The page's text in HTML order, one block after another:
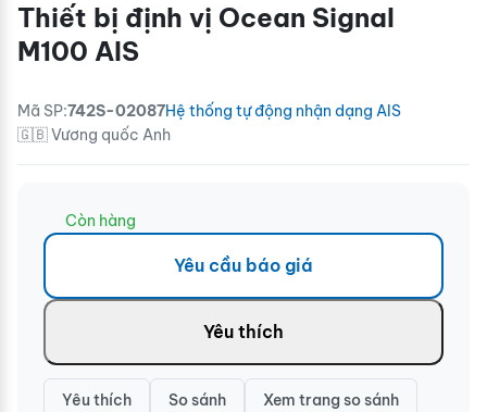
Thiết bị định vị Ocean Signal
M100 AIS
Mã SP:742S-02087Hệ thống tự động nhận dạng AIS
🇬🇧 Vương quốc Anh
Còn hàng
Yêu cầu báo giá
Yêu thích
Yêu thích So sánh Xem trang so sánh